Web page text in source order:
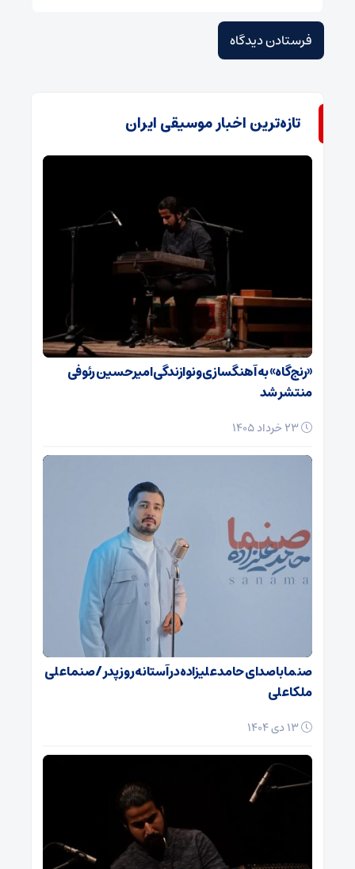
تازه‌ترین اخبار موسیقی ایران
«رنج‌گاه» به آهنگسازی و نوازندگی امیرحسین رئوفی
منتشر شد
صنما با صدای حامد علیزاده در آستانه روز پدر / صنما علی
ملکا علی